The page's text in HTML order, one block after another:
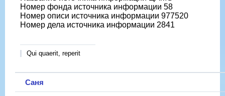
Номер фонда источника информации 58
Номер описи источника информации 977520
Номер дела источника информации 2841
Qui quaerit, reperit
Саня